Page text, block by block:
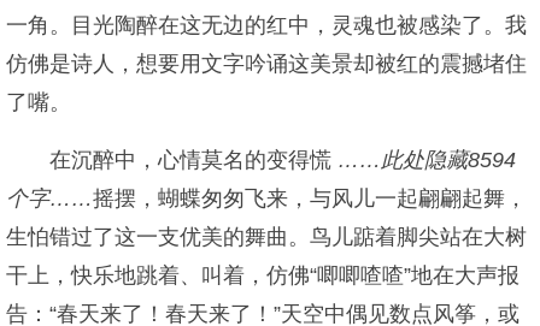
一角。目光陶醉在这无边的红中，灵魂也被感染了。我
仿佛是诗人，想要用文字吟诵这美景却被红的震撼堵住
了嘴。
在沉醉中，心情莫名的变得慌 ……此处隐藏8594
个字……摇摆，蝴蝶匆匆飞来，与风儿一起翩翩起舞，
生怕错过了这一支优美的舞曲。鸟儿踮着脚尖站在大树
干上，快乐地跳着、叫着，仿佛“唧唧喳喳”地在大声报
告：“春天来了！春天来了！”天空中偶见数点风筝，或